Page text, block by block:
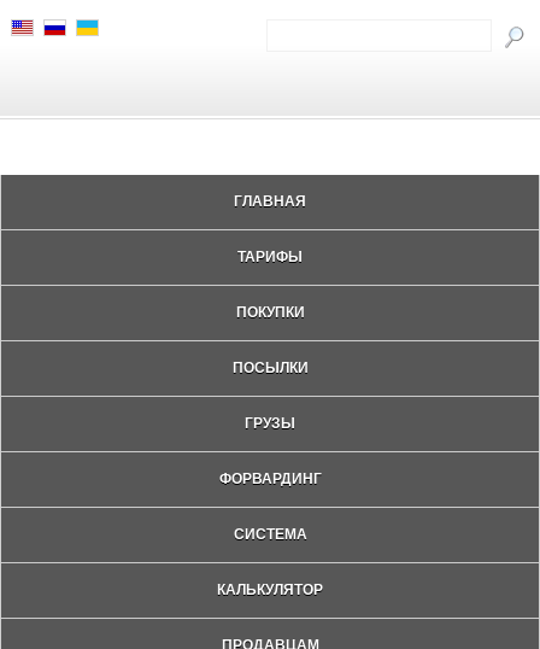
ГЛАВНАЯ
ТАРИФЫ
ПОКУПКИ
ПОСЫЛКИ
ГРУЗЫ
ФОРВАРДИНГ
СИСТЕМА
КАЛЬКУЛЯТОР
ПРОДАВЦАМ